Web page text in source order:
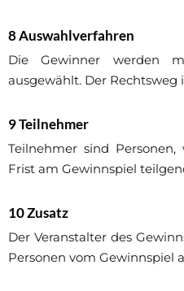
8 Auswahlverfahren
Die Gewinner werden
ausgewählt. Der Rechtsweg
9 Teilnehmer
Teilnehmer sind
Frist am Gewinnspiel
10 Zusatz
Der Veranstalter des
Personen vom Gewinnspiel